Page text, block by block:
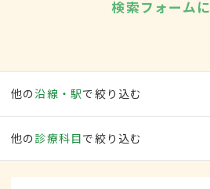
検索フォーム
他の沿線・駅で絞り込む
他の 診療科目で絞り込む